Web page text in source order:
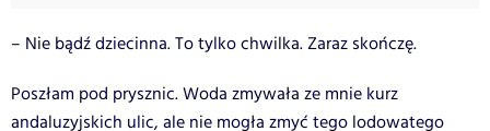
– Nie bądź dziecinna. To tylko chwilka. Zaraz skończę.
Poszłam pod prysznic. Woda zmywała ze mnie kurz
andaluzyjskich ulic, ale nie mogła zmyć tego lodowatego